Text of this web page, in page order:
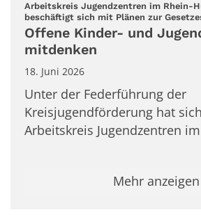
Arbeitskreis Jugendzentren im Rhein-
beschäftigt sich mit Plänen zur
Offene Kinder- und
mitdenken
18. Juni 2026
Unter der Federführung der
Kreisjugendförderung hat
Arbeitskreis Jugendzentren
Mehr anzeigen